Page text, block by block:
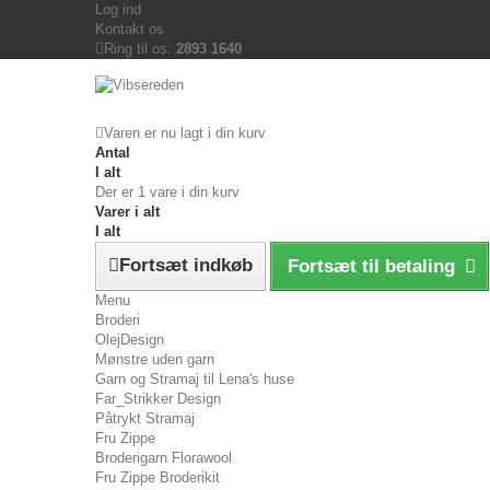
Log ind
Kontakt os
Ring til os: 2893 1640
Varen er nu lagt i din kurv
Antal
I alt
Der er 1 vare i din kurv
Varer i alt
I alt
Fortsæt indkøb Fortsæt til betaling
Menu
Broderi
OlejDesign
Mønstre uden garn
Garn og Stramaj til Lena's huse
Far_Strikker Design
Påtrykt Stramaj
Fru Zippe
Broderigarn Florawool
Fru Zippe Broderikit